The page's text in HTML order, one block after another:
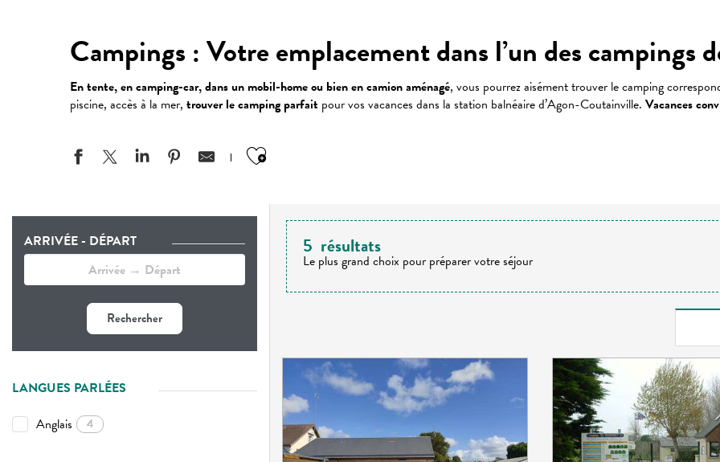
Campings : Votre emplacement dans l’un des campings
En tente, en camping-car, dans un mobil-home ou bien en camion aménagé, vous pourrez aisément trouver le camping
piscine, accès à la mer, trouver le camping parfait pour vos vacances dans la station balnéaire d’Agon-Coutainville. Vacances
Ajouter aux favoris
ARRIVÉE - DÉPART
Rechercher
LANGUES PARLÉES
Anglais
4
5 résultats
Le plus grand choix pour préparer votre séjour